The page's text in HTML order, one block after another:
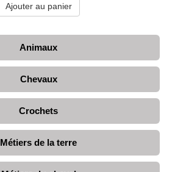
Animaux
Chevaux
Crochets
Métiers de la terre